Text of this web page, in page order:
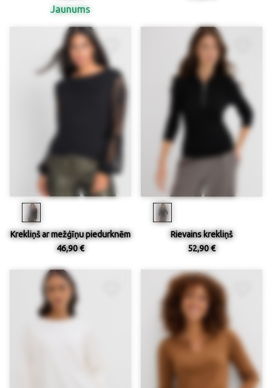
Jaunums
Krekliņš ar mežģīņu piedurknēm
46,90 €
Rievains krekliņš
52,90 €